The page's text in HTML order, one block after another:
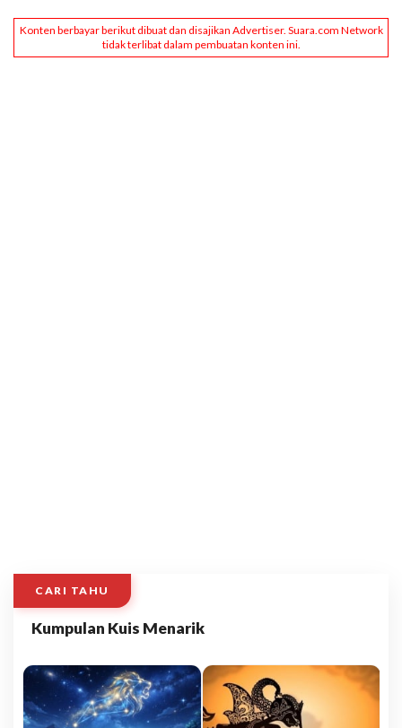
CARI TAHU
Kumpulan Kuis Menarik